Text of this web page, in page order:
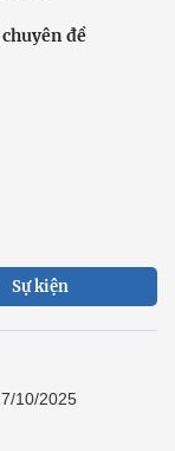
đề
Sự kiện
10/2025